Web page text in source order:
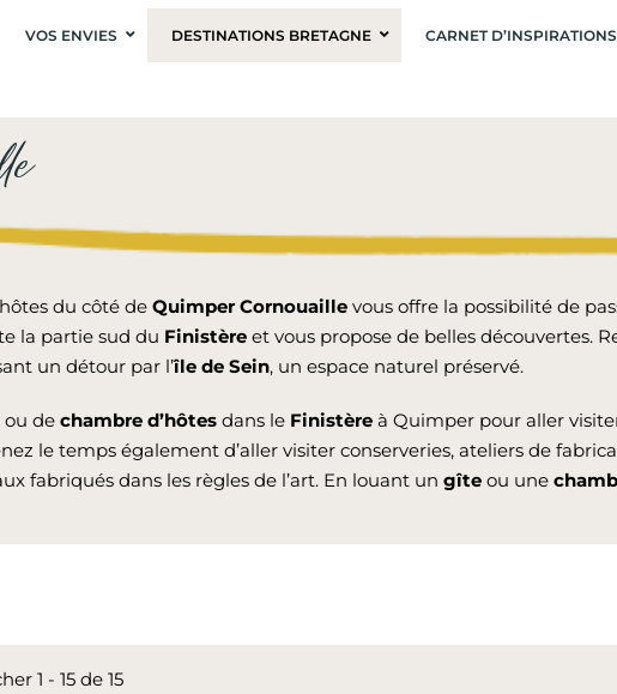
VOS ENVIES DESTINATIONS BRETAGNE CARNET D’INSPIRATIONS
du côté de Quimper Cornouaille vous offre la possibilité de
la partie sud du Finistère et vous propose de belles découvertes.
un détour par l’île de Sein, un espace naturel préservé.
ou de chambre d’hôtes dans le Finistère à Quimper pour aller
le temps également d’aller visiter conserveries, ateliers de
fabriqués dans les règles de l’art. En louant un gîte ou une
1 - 15 de 15